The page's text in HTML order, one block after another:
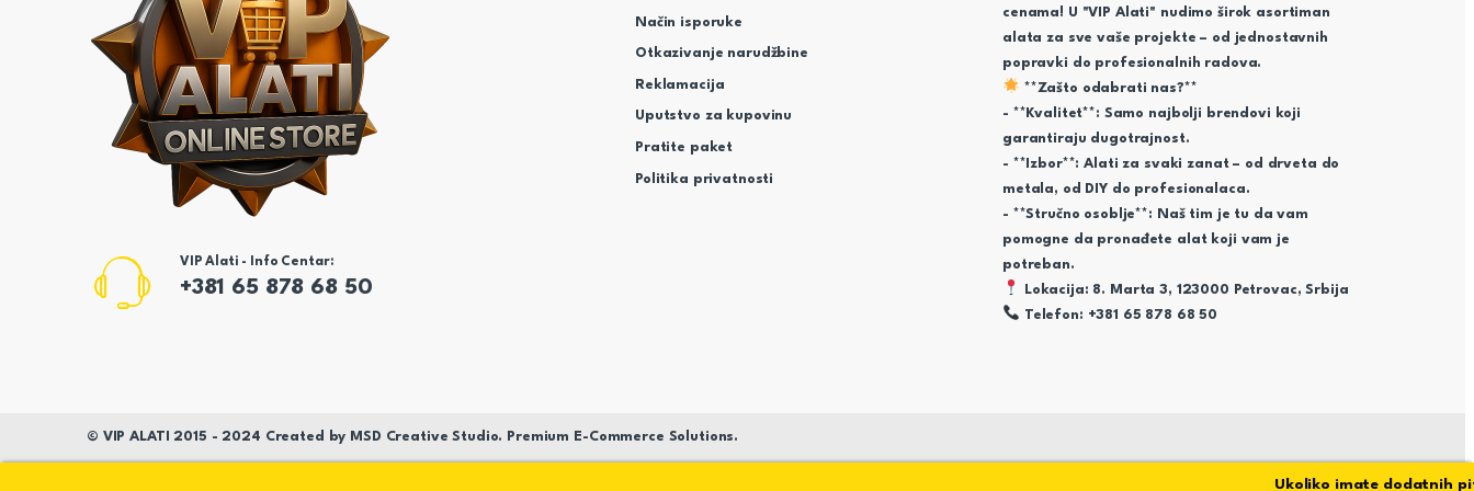
VIP Alati - Info Centar:
+381 65 878 68 50
Način isporuke
Otkazivanje narudžbine
Reklamacija
Uputstvo za kupovinu
Pratite paket
Politika privatnosti
cenama! U "VIP Alati" nudimo širok asortiman
alata za sve vaše projekte – od jednostavnih
popravki do profesionalnih radova.
**Zašto odabrati nas?**
- **Kvalitet**: Samo najbolji brendovi koji
garantiraju dugotrajnost.
- **Izbor**: Alati za svaki zanat – od drveta do
metala, od DIY do profesionalaca.
- **Stručno osoblje**: Naš tim je tu da vam
pomogne da pronađete alat koji vam je
potreban.
Lokacija: 8. Marta 3, 123000 Petrovac, Srbija
Telefon: +381 65 878 68 50
© VIP ALATI 2015 - 2024 Created by MSD Creative Studio. Premium E-Commerce Solutions.
Ukoliko imate dodatnih